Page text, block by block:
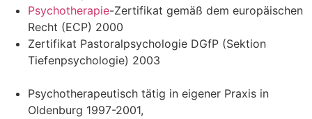
Psychotherapie-Zertifikat gemäß dem europäischen
Recht (ECP) 2000
Zertifikat Pastoralpsychologie DGfP (Sektion
Tiefenpsychologie) 2003
Psychotherapeutisch tätig in eigener Praxis in
Oldenburg 1997-2001,